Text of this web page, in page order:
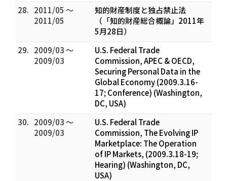
28. 2011/05 ～
2011/05
知的財産制度と独占禁止法
（「知的財産総合概論」2011年
5月28日）
29. 2009/03 ～
2009/03
U.S. Federal Trade
Commission, APEC & OECD,
Securing Personal Data in the
Global Economy (2009.3.16-
17; Conference) (Washington,
DC, USA)
30. 2009/03 ～
2009/03
U.S. Federal Trade
Commission, The Evolving IP
Marketplace: The Operation
of IP Markets, (2009.3.18-19;
Hearing) (Washington, DC,
USA)